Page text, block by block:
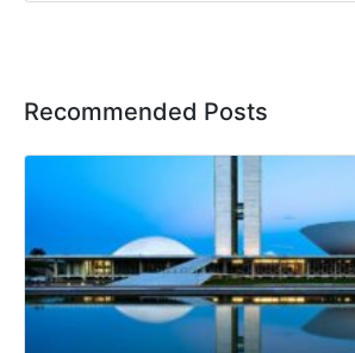
Recommended Posts